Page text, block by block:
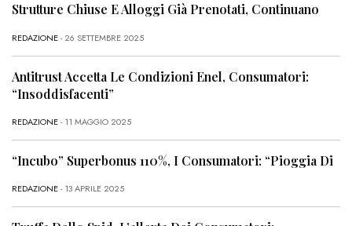
Strutture Chiuse E Alloggi Già Prenotati, Continuano
REDAZIONE- 26 SETTEMBRE 2025
Antitrust Accetta Le Condizioni Enel, Consumatori:
“Insoddisfacenti”
REDAZIONE- 11 MAGGIO 2025
“Incubo” Superbonus 110%, I Consumatori: “Pioggia Di
REDAZIONE- 13 APRILE 2025